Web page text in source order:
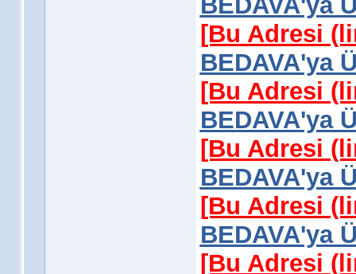
[Bu Adresi
BEDAVA'ya
[Bu Adresi
BEDAVA'ya
[Bu Adresi
BEDAVA'ya
[Bu Adresi
BEDAVA'ya
[Bu Adresi